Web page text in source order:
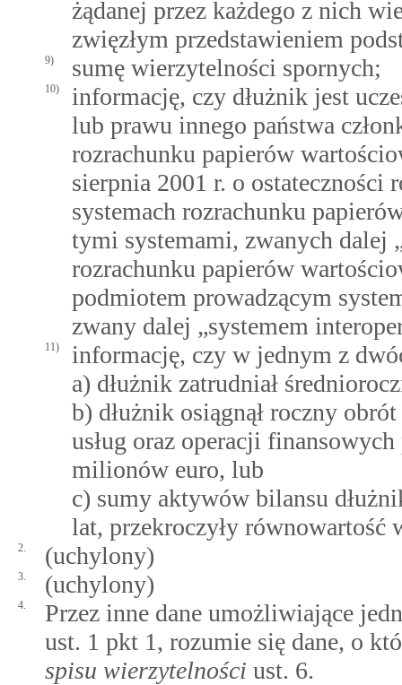
żądanej przez każdego z nich
zwięzłym przedstawieniem
9) sumę wierzytelności spornych;
10)
informację, czy dłużnik jest
lub prawu innego państwa
rozrachunku papierów
sierpnia 2001 r. o ostateczności
systemach rozrachunku
tymi systemami, zwanych dalej
rozrachunku papierów
podmiotem prowadzącym
zwany dalej „systemem
11)
informację, czy w jednym z
a) dłużnik zatrudniał
b) dłużnik osiągnął roczny
usług oraz operacji
milionów euro, lub
c) sumy aktywów bilansu
lat, przekroczyły równowartość
2. (uchylony)
3. (uchylony)
4.
Przez inne dane umożliwiające
ust. 1 pkt 1, rozumie się dane, o
spisu wierzytelności ust. 6.